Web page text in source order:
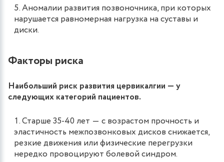
Аномалии развития позвоночника, при которых
нарушается равномерная нагрузка на суставы и
диски.
Факторы риска
Наибольший риск развития цервикалгии ― у
следующих категорий пациентов.
Старше 35-40 лет ― с возрастом прочность и
эластичность межпозвонковых дисков снижается,
резкие движения или физические перегрузки
нередко провоцируют болевой синдром.